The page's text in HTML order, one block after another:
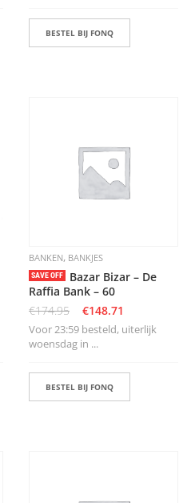
BESTEL BIJ FONQ
BANKEN, BANKJES
SAVE OFF
Bazar Bizar – De
Raffia Bank – 60
€174.95 €148.71
Voor 23:59 besteld, uiterlijk
woensdag in ...
BESTEL BIJ FONQ